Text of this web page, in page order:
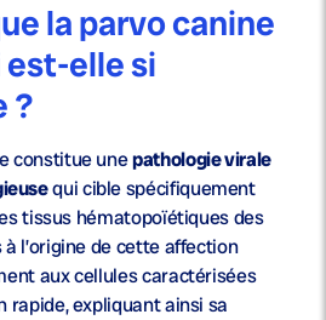
la parvo canine
elle si
?
constitue unepathologie virale
qui cible spécifiquement
tissus hématopoïétiques des
l’origine de cette affection
aux cellules caractérisées
rapide, expliquant ainsi sa